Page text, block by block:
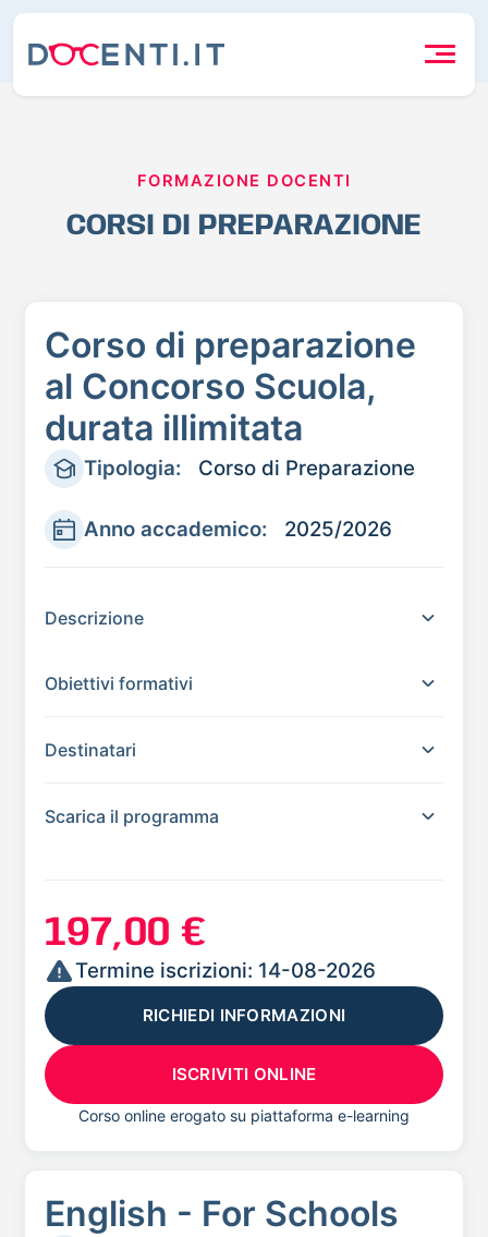
FORMAZIONE DOCENTI
CORSI DI PREPARAZIONE
Corso di preparazione
al Concorso Scuola,
durata illimitata
Tipologia: Corso di Preparazione
Anno accademico: 2025/2026
Descrizione
Obiettivi formativi
Destinatari
Scarica il programma
197,00 €
Termine iscrizioni: 14-08-2026
RICHIEDI INFORMAZIONI
ISCRIVITI ONLINE
Corso online erogato su piattaforma e-learning
English - For Schools